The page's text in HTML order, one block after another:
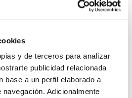
y de terceros para analizar
publicidad relacionada
base a un perfil elaborado a
Adicionalmente
industrial i d'infraestructures de